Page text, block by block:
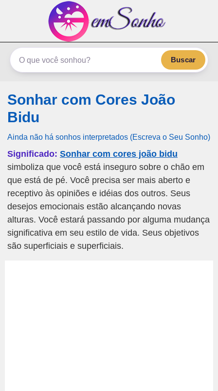
emSonho.com
Os sonhos significam mais
Buscar
Sonhar com Cores João
Bidu
Ainda não há sonhos interpretados (Escreva o Seu Sonho)
Significado: Sonhar com cores joão bidu
simboliza que você está inseguro sobre o chão em
que está de pé. Você precisa ser mais aberto e
receptivo às opiniões e idéias dos outros. Seus
desejos emocionais estão alcançando novas
alturas. Você estará passando por alguma mudança
significativa em seu estilo de vida. Seus objetivos
são superficiais e superficiais.